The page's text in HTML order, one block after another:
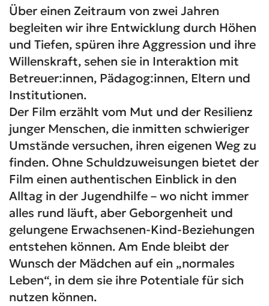
Über einen Zeitraum von zwei Jahren
begleiten wir ihre Entwicklung durch Höhen
und Tiefen, spüren ihre Aggression und ihre
Willenskraft, sehen sie in Interaktion mit
Betreuer:innen, Pädagog:innen, Eltern und
Institutionen.
Der Film erzählt vom Mut und der Resilienz
junger Menschen, die inmitten schwieriger
Umstände versuchen, ihren eigenen Weg zu
finden. Ohne Schuldzuweisungen bietet der
Film einen authentischen Einblick in den
Alltag in der Jugendhilfe – wo nicht immer
alles rund läuft, aber Geborgenheit und
gelungene Erwachsenen-Kind-Beziehungen
entstehen können. Am Ende bleibt der
Wunsch der Mädchen auf ein „normales
Leben“, in dem sie ihre Potentiale für sich
nutzen können.